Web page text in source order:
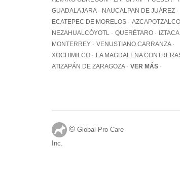
GUADALAJARA
NAUCALPAN DE JUÁREZ
ECATEPEC DE MORELOS
AZCAPOTZALCO
NEZAHUALCÓYOTL
QUERÉTARO
MONTERREY
VENUSTIANO CARRANZA
XOCHIMILCO
LA MAGDALENA
ATIZAPÁN DE ZARAGOZA
VER MÁS
© Global Pro Care
Inc.